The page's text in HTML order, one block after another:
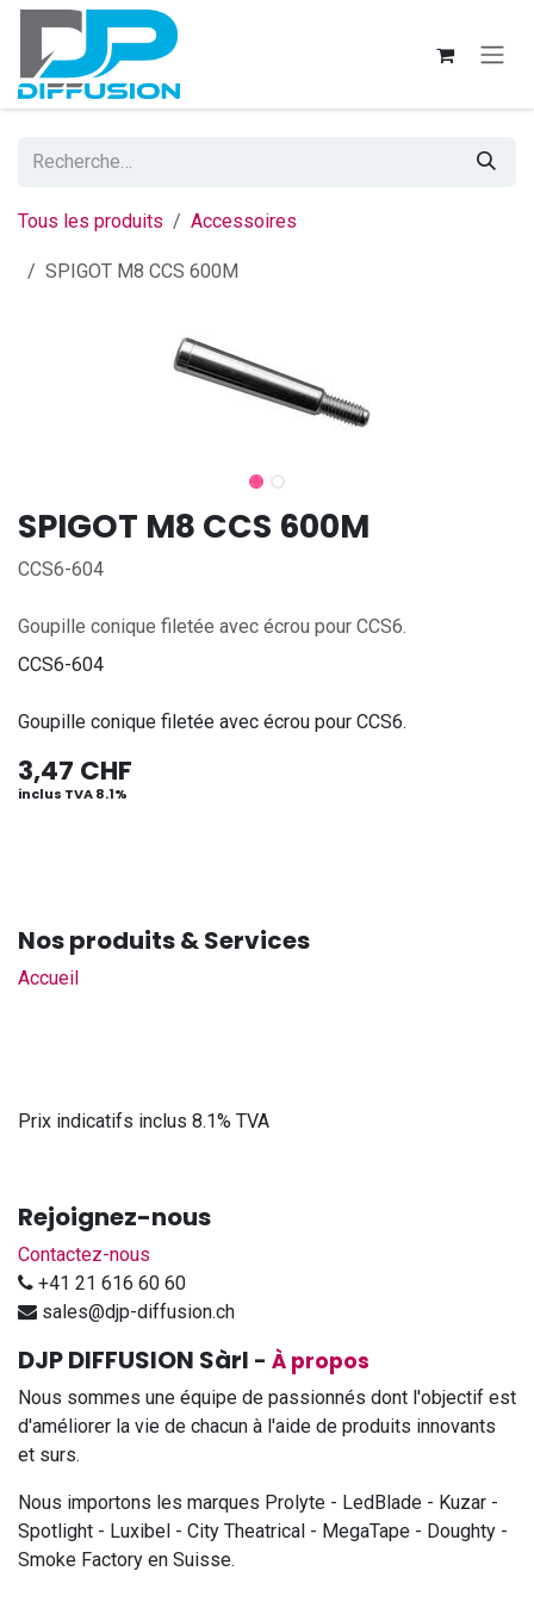
Se rendre au contenu
Tous les produits Accessoires
SPIGOT M8 CCS 600M
SPIGOT M8 CCS 600M
CCS6-604
Goupille conique filetée avec écrou pour CCS6.
CCS6-604
Goupille conique filetée avec écrou pour CCS6.
3,47 CHF
inclus TVA 8.1%
Nos produits & Services
Accueil
Prix indicatifs inclus 8.1% TVA
Rejoignez-nous
Contactez-nous
+41 21 616 60 60
sales@djp-diffusion.ch
DJP DIFFUSION Sàrl - À propos
Nous sommes une équipe de passionnés dont l'objectif est
d'améliorer la vie de chacun à l'aide de produits innovants
et surs.
Nous importons les marques Prolyte - LedBlade - Kuzar -
Spotlight - Luxibel - City Theatrical - MegaTape - Doughty -
Smoke Factory en Suisse.